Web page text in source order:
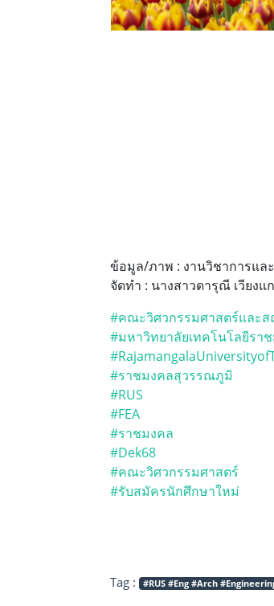
ข้อมูล/ภาพ : งานวิชาการแล
จัดทำ : นางสาวดารุณี เวียง
#คณะวิศวกรรมศาสตร์และส
#มหาวิทยาลัยเทคโนโลยีรา
#ราชมงคลสุวรรณภูมิ
#RUS
#FEA
#ราชมงคล
#Dek68
#คณะวิศวกรรมศาสตร์
#รับสมัครนักศึกษาใหม่
Tag : #RUS #Eng #Arch